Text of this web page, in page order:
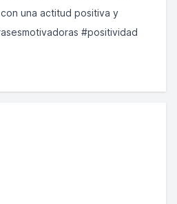
una actitud positiva y
#positividad